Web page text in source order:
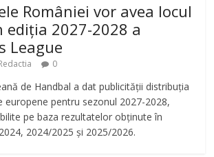
României vor avea locul
2027-2028 a
League
0
de Handbal a dat publicității distribuția
europene pentru sezonul 2027-2028,
pe baza rezultatelor obținute în
2024/2025 și 2025/2026.